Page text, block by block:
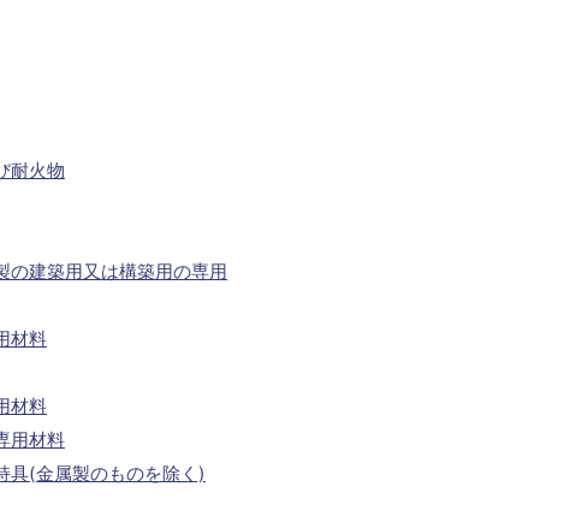
耐火物
の建築用又は構築用の専用
材料
材料
用材料
具(金属製のものを除く)